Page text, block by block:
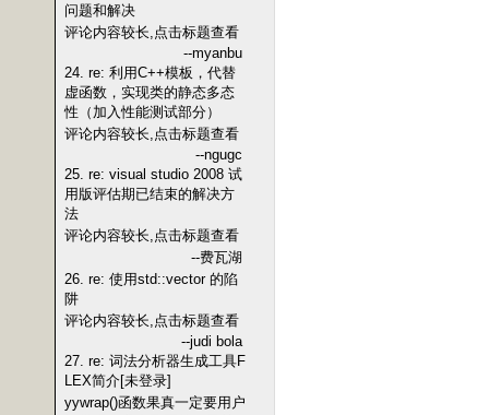
问题和解决
评论内容较长,点击标题查看
--myanbu
24. re: 利用C++模板，代替
虚函数，实现类的静态多态
性（加入性能测试部分）
评论内容较长,点击标题查看
--ngugc
25. re: visual studio 2008 试
用版评估期已结束的解决方
法
评论内容较长,点击标题查看
--费瓦湖
26. re: 使用std::vector 的陷
阱
评论内容较长,点击标题查看
--judi bola
27. re: 词法分析器生成工具F
LEX简介[未登录]
yywrap()函数果真一定要用户